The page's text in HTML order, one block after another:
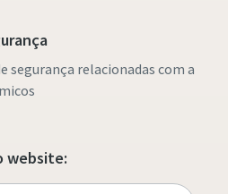
segurança relacionadas com a
website: